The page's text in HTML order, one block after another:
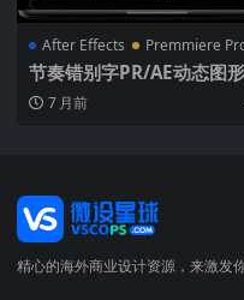
After Effects Premmiere
节奏错别字PR/AE动态图
现代时尚文字标题开场动画
牌宣传促销视频制作素材
7 月前
精心的海外商业设计资源，来激发